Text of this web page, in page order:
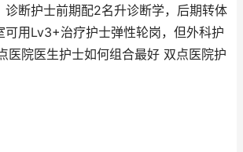
诊断护士前期配2名升诊断学，后期转体
可用Lv3+治疗护士弹性轮岗，但外科护
医院医生护士如何组合最好 双点医院护